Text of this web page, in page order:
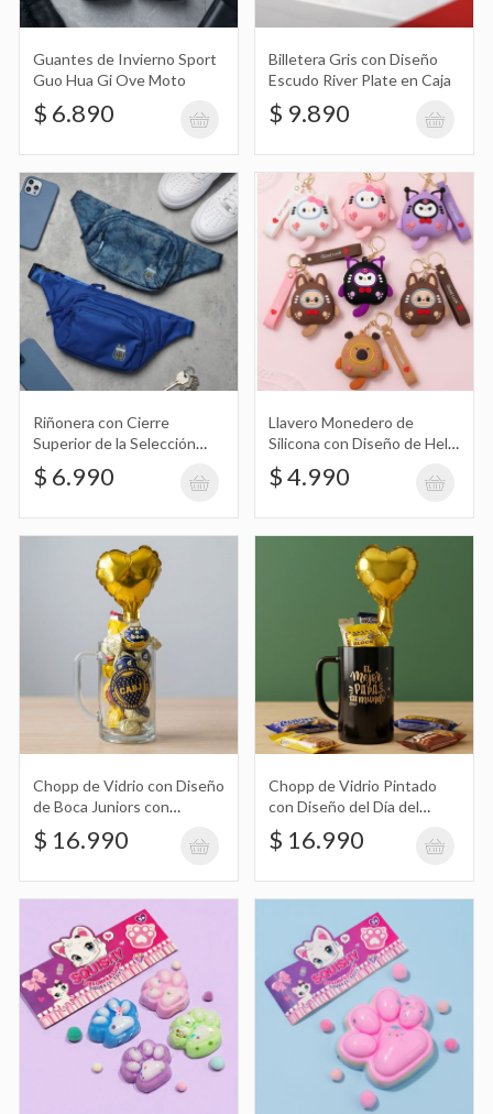
Juniors con Golosinas Día del Padre
$ 16.990
Chopp de Vidrio Pintado con Diseño
del Día del Padre con Golosinas
$ 16.990
Set de Squishys Anti Estrés con Forma
de Huellas, Patas X4 con Figuras,
Brillos, y Pompones
$ 6.990
$ 10.990
Bebida Coreana Café Helado Sabor
Caramel Macchiato en Botella Cantata
275Ml$ 6.990
Bebida Coreana Café Helado Sabor
275Ml
$ 6.990
Snack Sabor Tomate Bob Esponja 20G
$ 1.490
Guantes de Invierno Sport
Guo Hua Gi Ove Moto
$ 6.890
Billetera Gris con Diseño
Escudo River Plate en Caja
$ 9.890
Riñonera con Cierre
Superior de la Selección
Argentina, Afa
$ 6.990
Llavero Monedero de
Silicona con Diseño de Hello
Kitty, Kuromi, Labubu,
Carpincho, Capybara,
$ 4.990
Chopp de Vidrio con Diseño
de Boca Juniors con
Golosinas Día del Padre
$ 16.990
Chopp de Vidrio Pintado
con Diseño del Día del
Padre con Golosinas
$ 16.990